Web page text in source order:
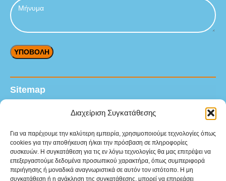
Διαχείριση Συγκατάθεσης
Για να παρέχουμε την καλύτερη εμπειρία, χρησιμοποιούμε τεχνολογίες όπως
cookies για την αποθήκευση ή/και την πρόσβαση σε πληροφορίες
συσκευών. Η συγκατάθεση για τις εν λόγω τεχνολογίες θα μας επιτρέψει να
επεξεργαστούμε δεδομένα προσωπικού χαρακτήρα, όπως συμπεριφορά
περιήγησης ή μοναδικά αναγνωριστικά σε αυτόν τον ιστότοπο. Η μη
συγκατάθεση ή η ανάκληση της συγκατάθεσης, μπορεί να επηρεάσει
Sitemap
Υπηρεσίες
Βιομηχανικοί κλάδοι